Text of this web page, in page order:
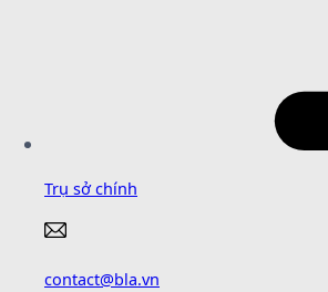
Trụ sở chính
contact@bla.vn